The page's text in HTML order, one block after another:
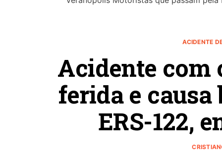
ACIDENTE
Acidente com
ferida e
ERS-122,